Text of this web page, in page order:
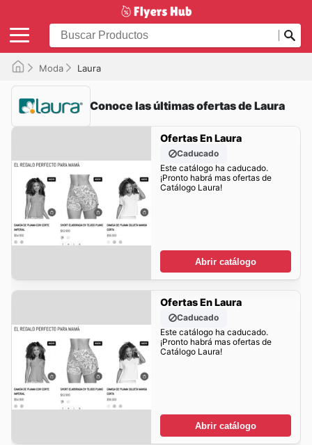
Moda Laura
Conoce las últimas ofertas de Laura
Ofertas En Laura
Caducado
Este catálogo ha caducado.
¡Pronto habrá mas ofertas de
Catálogo Laura!
Abrir catálogo
Ofertas En Laura
Caducado
Este catálogo ha caducado.
¡Pronto habrá mas ofertas de
Catálogo Laura!
Abrir catálogo